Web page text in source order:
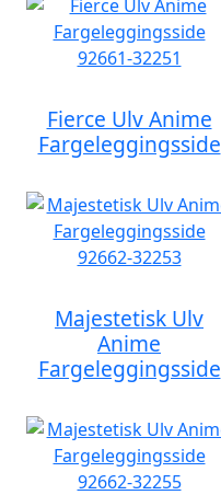
Fierce Ulv Anime
Fargeleggingsside
Majestetisk Ulv
Anime
Fargeleggingsside